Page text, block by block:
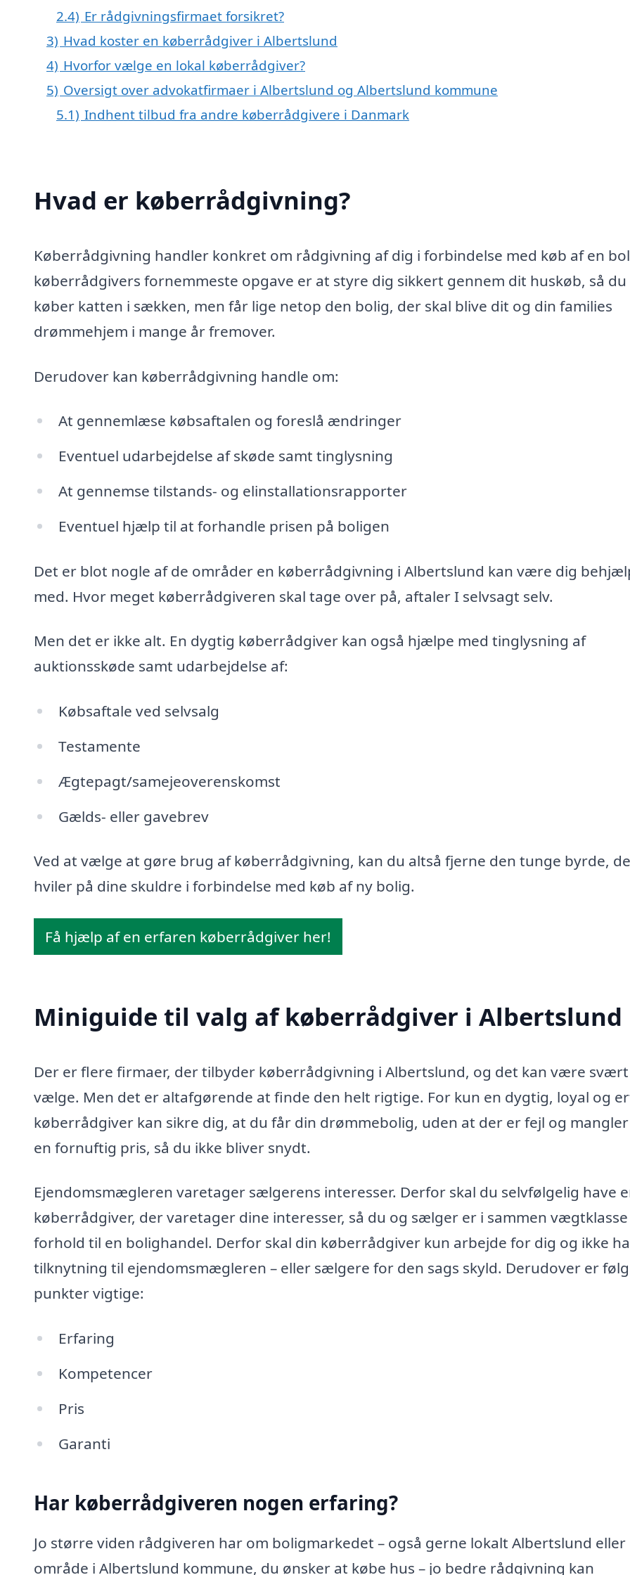
2.4) Er rådgivningsfirmaet forsikret?
3) Hvad koster en køberrådgiver i Albertslund
4) Hvorfor vælge en lokal køberrådgiver?
5) Oversigt over advokatfirmaer i Albertslund og Albertslund kommune
5.1) Indhent tilbud fra andre køberrådgivere i Danmark
Hvad er køberrådgivning?
Køberrådgivning handler konkret om rådgivning af dig i forbindelse med køb af en
køberrådgivers fornemmeste opgave er at styre dig sikkert gennem dit huskøb, så du
køber katten i sækken, men får lige netop den bolig, der skal blive dit og din families
drømmehjem i mange år fremover.
Derudover kan køberrådgivning handle om:
At gennemlæse købsaftalen og foreslå ændringer
Eventuel udarbejdelse af skøde samt tinglysning
At gennemse tilstands- og elinstallationsrapporter
Eventuel hjælp til at forhandle prisen på boligen
Det er blot nogle af de områder en køberrådgivning i Albertslund kan være dig
med. Hvor meget køberrådgiveren skal tage over på, aftaler I selvsagt selv.
Men det er ikke alt. En dygtig køberrådgiver kan også hjælpe med tinglysning af
auktionsskøde samt udarbejdelse af:
Købsaftale ved selvsalg
Testamente
Ægtepagt/samejeoverenskomst
Gælds- eller gavebrev
Ved at vælge at gøre brug af køberrådgivning, kan du altså fjerne den tunge byrde,
hviler på dine skuldre i forbindelse med køb af ny bolig.
Få hjælp af en erfaren køberrådgiver her!
Miniguide til valg af køberrådgiver i Albertslund
Der er flere firmaer, der tilbyder køberrådgivning i Albertslund, og det kan være
vælge. Men det er altafgørende at finde den helt rigtige. For kun en dygtig, loyal og
køberrådgiver kan sikre dig, at du får din drømmebolig, uden at der er fejl og
en fornuftig pris, så du ikke bliver snydt.
Ejendomsmægleren varetager sælgerens interesser. Derfor skal du selvfølgelig have
køberrådgiver, der varetager dine interesser, så du og sælger er i sammen
forhold til en bolighandel. Derfor skal din køberrådgiver kun arbejde for dig og ikke
tilknytning til ejendomsmægleren – eller sælgere for den sags skyld. Derudover er
punkter vigtige:
Erfaring
Kompetencer
Pris
Garanti
Har køberrådgiveren nogen erfaring?
Jo større viden rådgiveren har om boligmarkedet – også gerne lokalt Albertslund eller
område i Albertslund kommune, du ønsker at købe hus – jo bedre rådgivning kan